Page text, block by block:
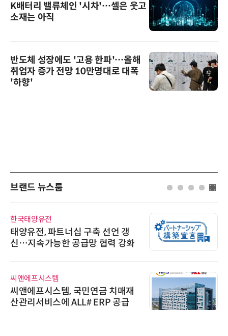
K배터리 밸류체인 '시차'…셀은 웃고
소재는 아직
반도체 성장에도 '고용 한파'…올해
취업자 증가 전망 10만명대로 대폭
'하향'
브랜드 뉴스룸
시놀로지, 1U 백업 어플라이언스
DP5200 출시
위고페어, 서울AI허브 '2026 AI 전
환(AX) 지원사업' 컨소시엄 선정